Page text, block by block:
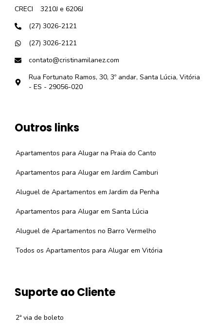
CRECI
3210J e 6206J
(27) 3026-2121
(27) 3026-2121
contato@cristinamilanez.com
Rua Fortunato Ramos, 30, 3º andar, Santa Lúcia, Vitória
- ES - 29056-020
Outros links
Apartamentos para Alugar na Praia do Canto
Apartamentos para Alugar em Jardim Camburi
Aluguel de Apartamentos em Jardim da Penha
Apartamentos para Alugar em Santa Lúcia
Aluguel de Apartamentos no Barro Vermelho
Todos os Apartamentos para Alugar em Vitória
Suporte ao Cliente
2ª via de boleto